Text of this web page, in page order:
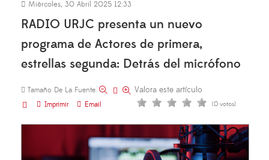
Miércoles, 30 Abril 2025 12:33
RADIO URJC presenta un nuevo
programa de Actores de primera,
estrellas segunda: Detrás del micrófono
Tamaño De La Fuente
Imprimir
Email
Valora este artículo
(0 votos)